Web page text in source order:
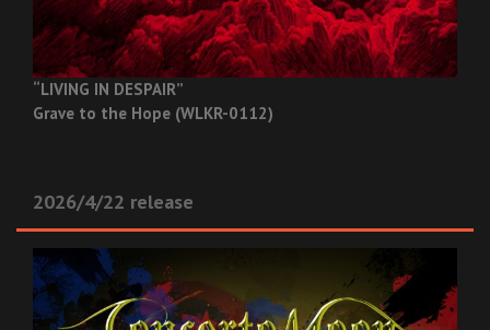
“LIVING IN DESPAIR”
Grave to the Hope (WLKR-0112)
2026/4/22 release